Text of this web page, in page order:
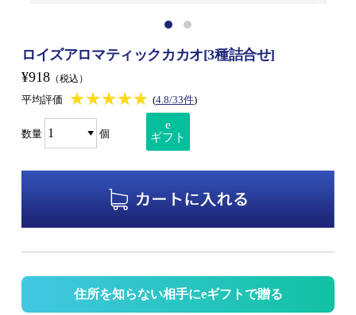
ロイズアロマティックカカオ[3種詰合せ]
¥918 （税込）
平均評価 ★★★★★
★★★★★ (4.8/33件)
数量 個
e
ギフト
住所を知らない相手にeギフトで贈る